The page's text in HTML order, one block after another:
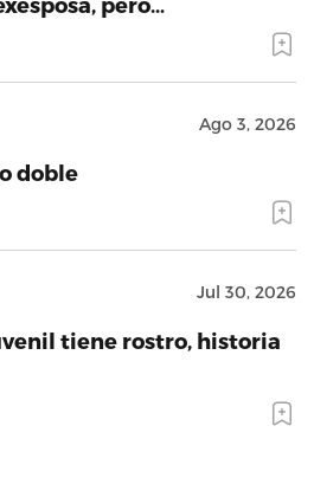
Ago 3, 2026
doble
Jul 30, 2026
tiene rostro, historia